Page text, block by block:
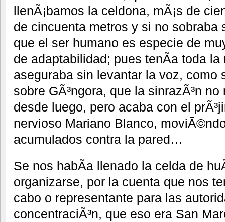
llenÃ¡bamos la celdona, mÃ¡s de
de cincuenta metros y si no sobraba
que el ser humano es especie de
de adaptabilidad; pues tenÃ­a toda la
aseguraba sin levantar la voz, como
sobre GÃ³ngora, que la sinrazÃ³n
desde luego, pero acaba con el
nervioso Mariano Blanco,
acumulados contra la pared…
Se nos habÃ­a llenado la celda de
organizarse, por la cuenta que nos
cabo o representante para las
concentraciÃ³n, que eso era San